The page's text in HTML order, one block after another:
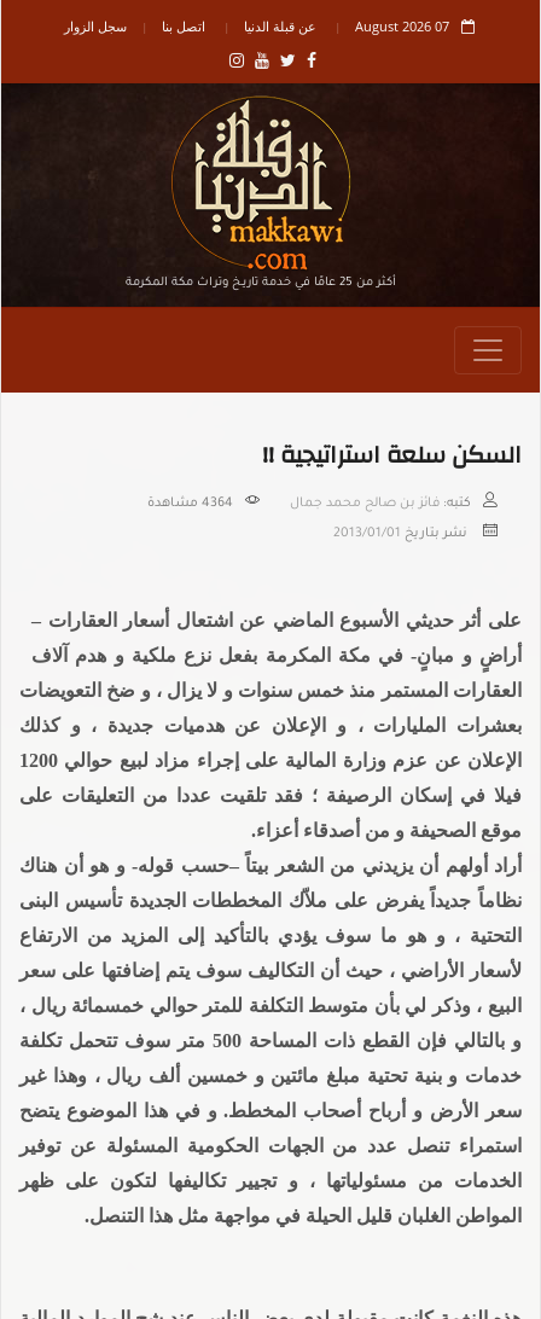
07 August 2026 عن قبلة الدنيا اتصل بنا سجل الزوار
أكثر من 25 عامًا في خدمة تاريـخ وتراث مكة المكرمة
السكن سلعة استراتيجية !!
كتبه: فائز بن صالح محمد جمال 4364 مشاهدة
نشر بتاريخ 2013/01/01
على أثر حديثي الأسبوع الماضي عن اشتعال أسعار العقارات –
أراضٍ و مبانٍ- في مكة المكرمة بفعل نزع ملكية و هدم آلاف
العقارات المستمر منذ خمس سنوات و لا يزال ، و ضخ التعويضات
بعشرات المليارات ، و الإعلان عن هدميات جديدة ، و كذلك
الإعلان عن عزم وزارة المالية على إجراء مزاد لبيع حوالي 1200
فيلا في إسكان الرصيفة ؛ فقد تلقيت عددا من التعليقات على
موقع الصحيفة و من أصدقاء أعزاء.
أراد أولهم أن يزيدني من الشعر بيتاً –حسب قوله- و هو أن هناك
نظاماً جديداً يفرض على ملاّك المخططات الجديدة تأسيس البنى
التحتية ، و هو ما سوف يؤدي بالتأكيد إلى المزيد من الارتفاع
لأسعار الأراضي ، حيث أن التكاليف سوف يتم إضافتها على سعر
البيع ، وذكر لي بأن متوسط التكلفة للمتر حوالي خمسمائة ريال ،
و بالتالي فإن القطع ذات المساحة 500 متر سوف تتحمل تكلفة
خدمات و بنية تحتية مبلغ مائتين و خمسين ألف ريال ، وهذا غير
سعر الأرض و أرباح أصحاب المخطط. و في هذا الموضوع يتضح
استمراء تنصل عدد من الجهات الحكومية المسئولة عن توفير
الخدمات من مسئولياتها ، و تجيير تكاليفها لتكون على ظهر
المواطن الغلبان قليل الحيلة في مواجهة مثل هذا التنصل.